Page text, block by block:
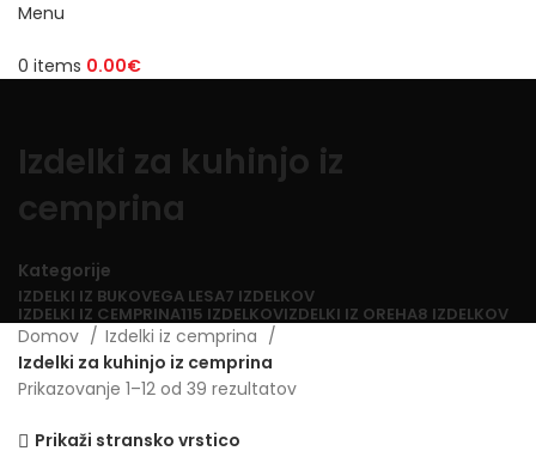
Menu
0 items 0.00€
Izdelki za kuhinjo iz
cemprina
Kategorije
IZDELKI IZ BUKOVEGA LESA7 IZDELKOV
IZDELKI IZ CEMPRINA115 IZDELKOVIZDELKI IZ OREHA8 IZDELKOV
Domov
Izdelki iz cemprina
Izdelki za kuhinjo iz cemprina
Prikazovanje 1–12 od 39 rezultatov
Prikaži stransko vrstico